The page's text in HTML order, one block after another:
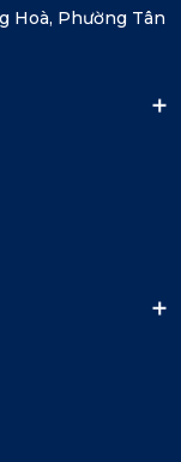
Hoà, Phường Tân